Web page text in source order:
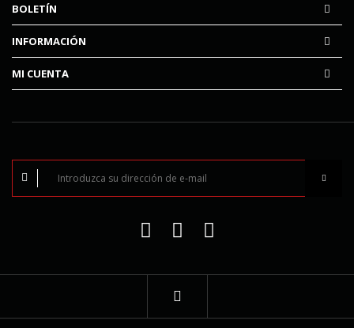
BOLETÍN
INFORMACIÓN
MI CUENTA